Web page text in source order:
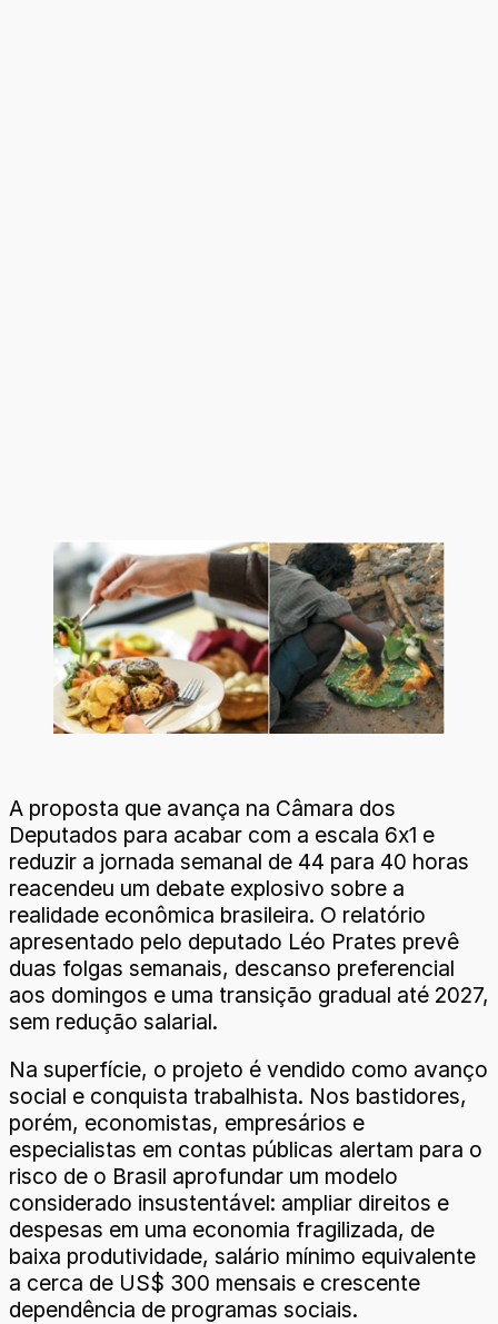
A proposta que avança na Câmara dos
Deputados para acabar com a escala 6x1 e
reduzir a jornada semanal de 44 para 40 horas
reacendeu um debate explosivo sobre a
realidade econômica brasileira. O relatório
apresentado pelo deputado Léo Prates prevê
duas folgas semanais, descanso preferencial
aos domingos e uma transição gradual até 2027,
sem redução salarial.
Na superfície, o projeto é vendido como avanço
social e conquista trabalhista. Nos bastidores,
porém, economistas, empresários e
especialistas em contas públicas alertam para o
risco de o Brasil aprofundar um modelo
considerado insustentável: ampliar direitos e
despesas em uma economia fragilizada, de
baixa produtividade, salário mínimo equivalente
a cerca de US$ 300 mensais e crescente
dependência de programas sociais.